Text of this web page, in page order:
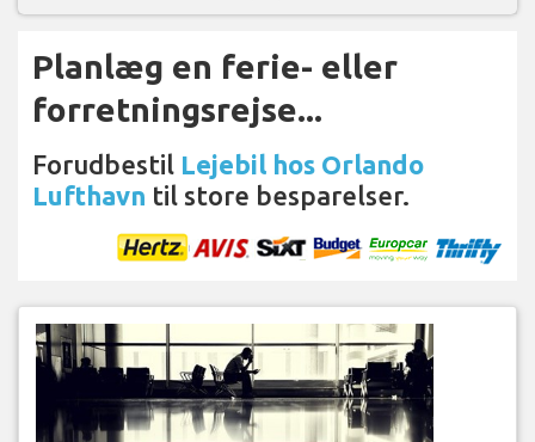
Planlæg en ferie- eller
forretningsrejse...
Forudbestil Lejebil hos Orlando
Lufthavn til store besparelser.